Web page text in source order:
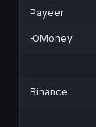
Payeer
ЮMoney
Binance